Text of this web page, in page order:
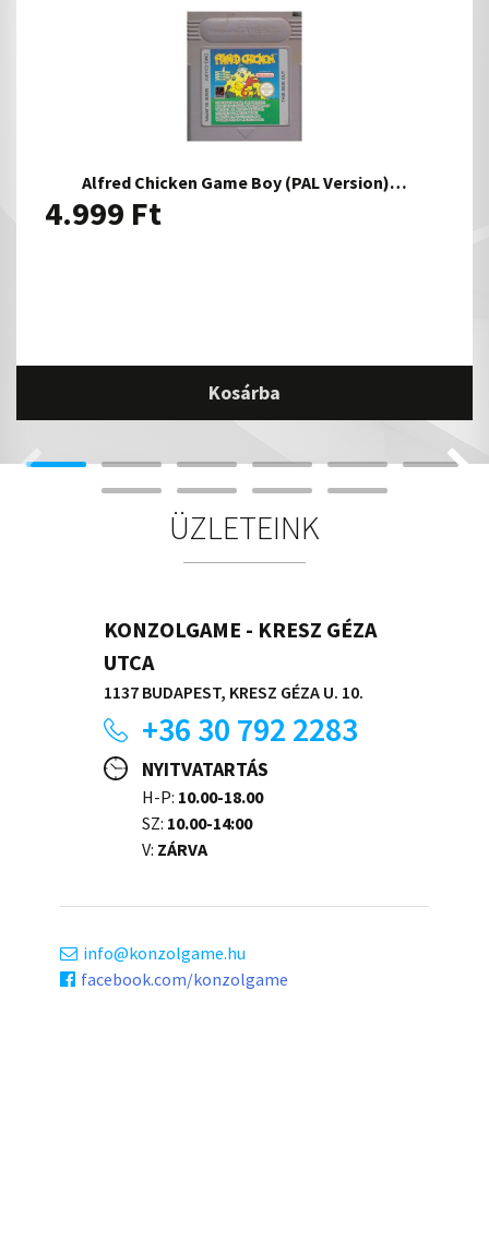
Alfred Chicken Game Boy (PAL Version)…
4.999 Ft
Kosárba
ÜZLETEINK
KONZOLGAME - KRESZ GÉZA
UTCA
1137 BUDAPEST, KRESZ GÉZA U. 10.
+36 30 792 2283
NYITVATARTÁS
H-P: 10.00-18.00
SZ: 10.00-14:00
V: ZÁRVA
info
konzolgame.hu
facebook.com/konzolgame